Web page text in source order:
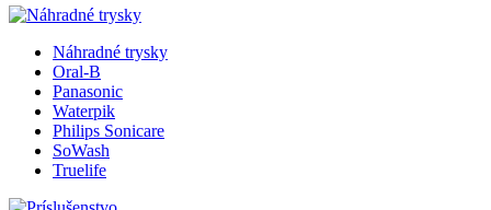
Náhradné trysky
Oral-B
Panasonic
Waterpik
Philips Sonicare
SoWash
Truelife